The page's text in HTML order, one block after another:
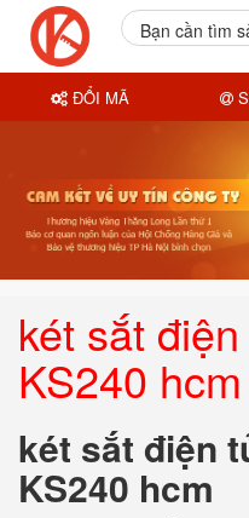
két sắt
KS240 hcm
két sắt điện
KS240 hcm
Bạn cần tìm
ĐỔI MÃ